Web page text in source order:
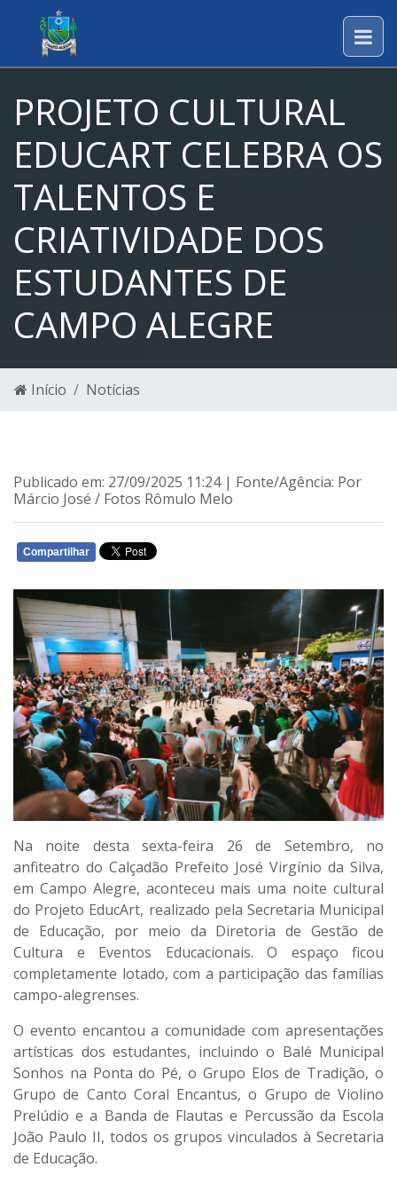
PROJETO CULTURAL
EDUCART CELEBRA OS
TALENTOS E
CRIATIVIDADE DOS
ESTUDANTES DE
CAMPO ALEGRE
Início Notícias
Publicado em: 27/09/2025 11:24 | Fonte/Agência: Por
Márcio José / Fotos Rômulo Melo
Compartilhar
Na noite desta sexta-feira 26 de Setembro, no
anfiteatro do Calçadão Prefeito José Virgínio da Silva,
em Campo Alegre, aconteceu mais uma noite cultural
do Projeto EducArt, realizado pela Secretaria Municipal
de Educação, por meio da Diretoria de Gestão de
Cultura e Eventos Educacionais. O espaço ficou
completamente lotado, com a participação das famílias
campo-alegrenses.
O evento encantou a comunidade com apresentações
artísticas dos estudantes, incluindo o Balé Municipal
Sonhos na Ponta do Pé, o Grupo Elos de Tradição, o
Grupo de Canto Coral Encantus, o Grupo de Violino
Prelúdio e a Banda de Flautas e Percussão da Escola
João Paulo II, todos os grupos vinculados à Secretaria
de Educação.